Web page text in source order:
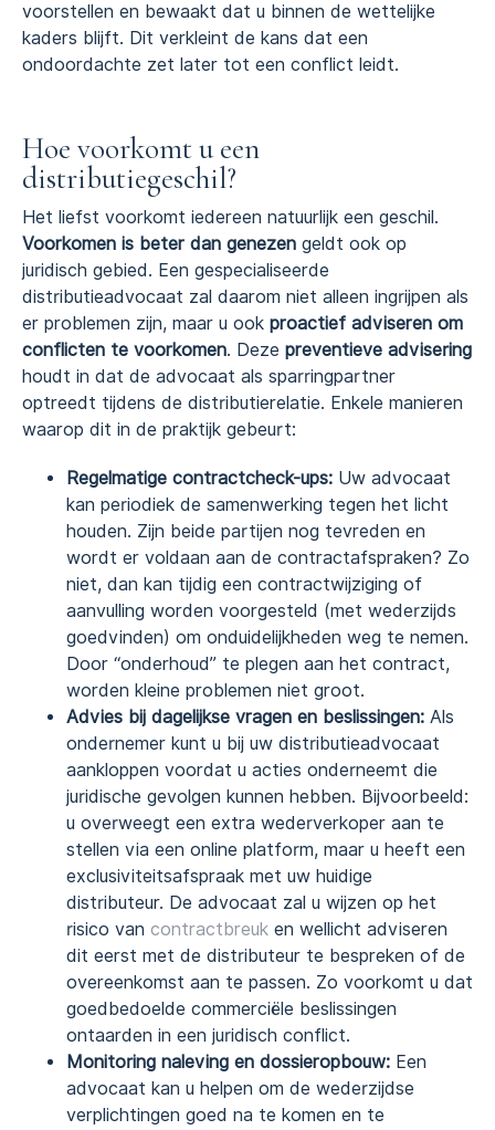
voorstellen en bewaakt dat u binnen de wettelijke
kaders blijft. Dit verkleint de kans dat een
ondoordachte zet later tot een conflict leidt.
Hoe voorkomt u een
distributiegeschil?
Het liefst voorkomt iedereen natuurlijk een geschil.
Voorkomen is beter dan genezen geldt ook op
juridisch gebied. Een gespecialiseerde
distributieadvocaat zal daarom niet alleen ingrijpen als
er problemen zijn, maar u ook proactief adviseren om
conflicten te voorkomen. Deze preventieve advisering
houdt in dat de advocaat als sparringpartner
optreedt tijdens de distributierelatie. Enkele manieren
waarop dit in de praktijk gebeurt:
Regelmatige contractcheck-ups: Uw advocaat
kan periodiek de samenwerking tegen het licht
houden. Zijn beide partijen nog tevreden en
wordt er voldaan aan de contractafspraken? Zo
niet, dan kan tijdig een contractwijziging of
aanvulling worden voorgesteld (met wederzijds
goedvinden) om onduidelijkheden weg te nemen.
Door “onderhoud” te plegen aan het contract,
worden kleine problemen niet groot.
Advies bij dagelijkse vragen en beslissingen: Als
ondernemer kunt u bij uw distributieadvocaat
aankloppen voordat u acties onderneemt die
juridische gevolgen kunnen hebben. Bijvoorbeeld:
u overweegt een extra wederverkoper aan te
stellen via een online platform, maar u heeft een
exclusiviteitsafspraak met uw huidige
distributeur. De advocaat zal u wijzen op het
risico van contractbreuk en wellicht adviseren
dit eerst met de distributeur te bespreken of de
overeenkomst aan te passen. Zo voorkomt u dat
goedbedoelde commerciële beslissingen
ontaarden in een juridisch conflict.
Monitoring naleving en dossieropbouw: Een
advocaat kan u helpen om de wederzijdse
verplichtingen goed na te komen en te